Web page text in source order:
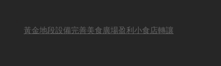
黃金地段設備完善美食廣場盈利小食店轉讓